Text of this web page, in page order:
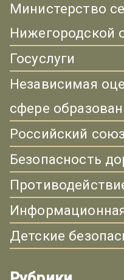
Министерство
Нижегородской
Госуслуги
Независимая
сфере
Российский
Безопасность
Детские